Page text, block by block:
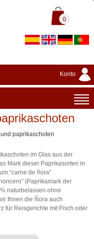
0
Konto
paprikaschoten
im Glas aus der
Mark dieser Paprikasorten in
“carne de ñora”
(Paprikamark der
naturbelassen ohne
Ihnen die Ñora auch
für Reisgerichte mit Fisch oder